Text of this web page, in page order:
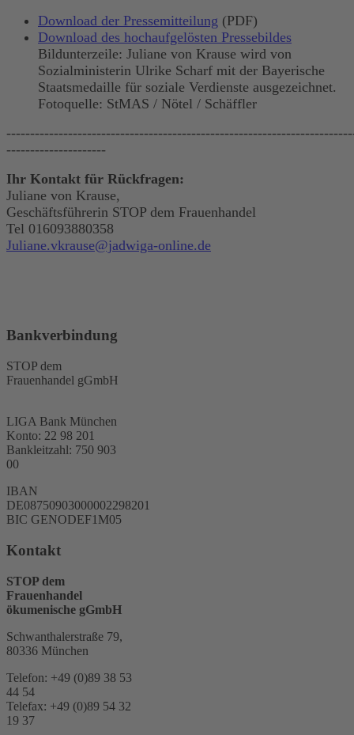
Download der Pressemitteilung (PDF)
Download des hochaufgelösten Pressebildes
Bildunterzeile: Juliane von Krause wird von
Sozialministerin Ulrike Scharf mit der Bayerische
Staatsmedaille für soziale Verdienste ausgezeichnet.
Fotoquelle: StMAS / Nötel / Schäffler
---------------------
Ihr Kontakt für Rückfragen:
Juliane von Krause,
Geschäftsführerin STOP dem Frauenhandel
Tel 016093880358
Juliane.vkrause@jadwiga-online.de
Bankverbindung
STOP dem
Frauenhandel gGmbH
LIGA Bank München
Konto: 22 98 201
Bankleitzahl: 750 903
00
IBAN
DE08750903000002298201
BIC GENODEF1M05
Kontakt
STOP dem
Frauenhandel
ökumenische gGmbH
Schwanthalerstraße 79,
80336 München
Telefon: +49 (0)89 38 53
44 54
Telefax: +49 (0)89 54 32
19 37